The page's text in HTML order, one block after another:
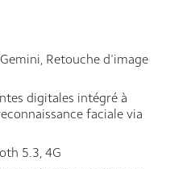
Retouche d'image
digitales intégré à
faciale via
5.3, 4G